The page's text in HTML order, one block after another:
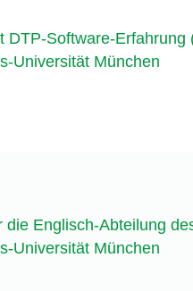
DTP-Software-Erfahrung
Universität München
die Englisch-Abteilung
Universität München